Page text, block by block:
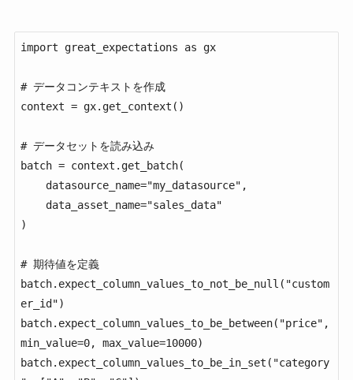
import great_expectations as gx
# データコンテキストを作成
context = gx.get_context()
# データセットを読み込み
batch = context.get_batch(
)
# 期待値を定義
batch.expect_column_values_to_not_be_null("custom
er_id")
batch.expect_column_values_to_be_between("price",
min_value=0, max_value=10000)
batch.expect_column_values_to_be_in_set("category